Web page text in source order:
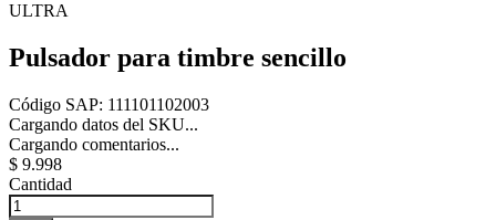
ULTRA
Pulsador para timbre sencillo
Código SAP: 111101102003
Cargando datos del SKU...
Cargando comentarios...
$ 9.998
Cantidad